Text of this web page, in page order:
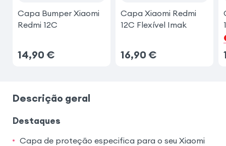
Capa Bumper Xiaomi
Redmi 12C
14,90 €
Capa Xiaomi Redmi
12C Flexível Imak
16,90 €
Descrição geral
Destaques
Capa de proteção especifica para o seu Xiaomi